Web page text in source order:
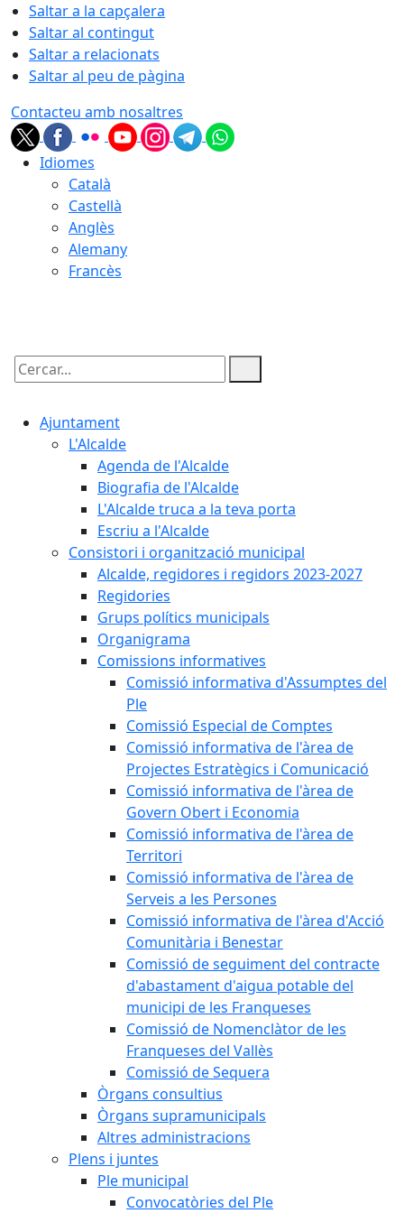
Saltar a la capçalera
Saltar al contingut
Saltar a relacionats
Saltar al peu de pàgina
Contacteu amb nosaltres
Idiomes
Català
Castellà
Anglès
Alemany
Francès
Cercar:
Ajuntament
L'Alcalde
Agenda de l'Alcalde
Biografia de l'Alcalde
L'Alcalde truca a la teva porta
Escriu a l'Alcalde
Consistori i organització municipal
Alcalde, regidores i regidors 2023-2027
Regidories
Grups polítics municipals
Organigrama
Comissions informatives
Comissió informativa d'Assumptes del
Ple
Comissió Especial de Comptes
Comissió informativa de l'àrea de
Projectes Estratègics i Comunicació
Comissió informativa de l'àrea de
Govern Obert i Economia
Comissió informativa de l'àrea de
Territori
Comissió informativa de l'àrea de
Serveis a les Persones
Comissió informativa de l'àrea d'Acció
Comunitària i Benestar
Comissió de seguiment del contracte
d'abastament d'aigua potable del
municipi de les Franqueses
Comissió de Nomenclàtor de les
Franqueses del Vallès
Comissió de Sequera
Òrgans consultius
Òrgans supramunicipals
Altres administracions
Plens i juntes
Ple municipal
Convocatòries del Ple